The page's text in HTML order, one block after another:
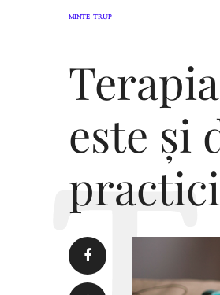
MINTE TRUP
este și
practici